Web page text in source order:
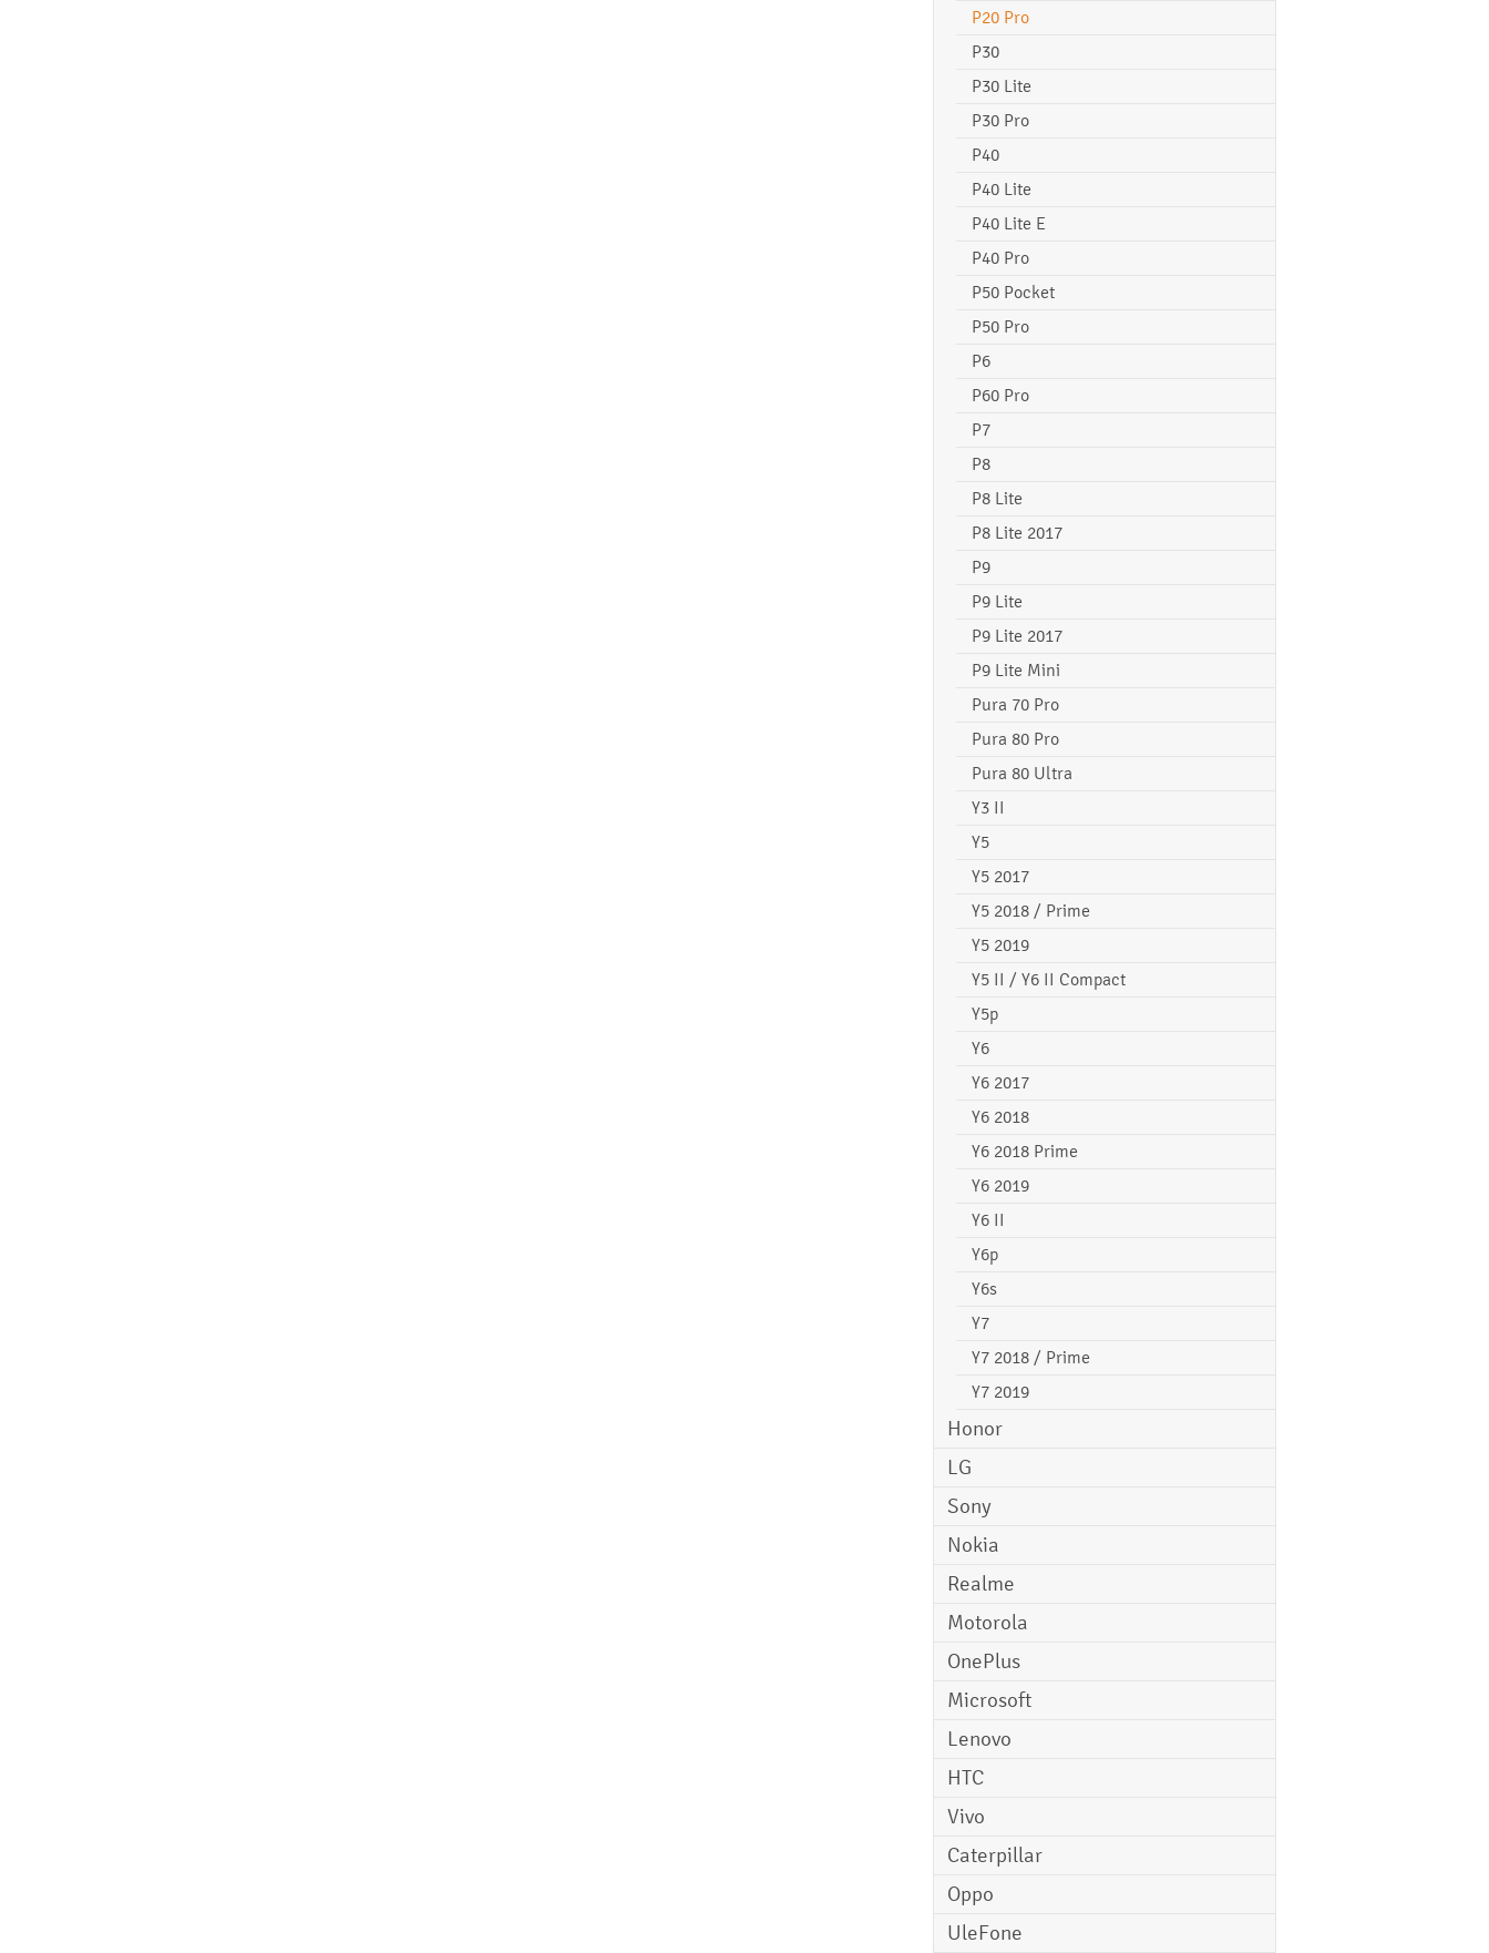
P20 Pro
P30
P30 Lite
P30 Pro
P40
P40 Lite
P40 Lite E
P40 Pro
P50 Pocket
P50 Pro
P6
P60 Pro
P7
P8
P8 Lite
P8 Lite 2017
P9
P9 Lite
P9 Lite 2017
P9 Lite Mini
Pura 70 Pro
Pura 80 Pro
Pura 80 Ultra
Y3 II
Y5
Y5 2017
Y5 2018 / Prime
Y5 2019
Y5 II / Y6 II Compact
Y5p
Y6
Y6 2017
Y6 2018
Y6 2018 Prime
Y6 2019
Y6 II
Y6p
Y6s
Y7
Y7 2018 / Prime
Y7 2019
Honor
LG
Sony
Nokia
Realme
Motorola
OnePlus
Microsoft
Lenovo
HTC
Vivo
Caterpillar
Oppo
UleFone